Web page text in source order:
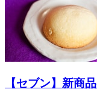
【セブン】新商